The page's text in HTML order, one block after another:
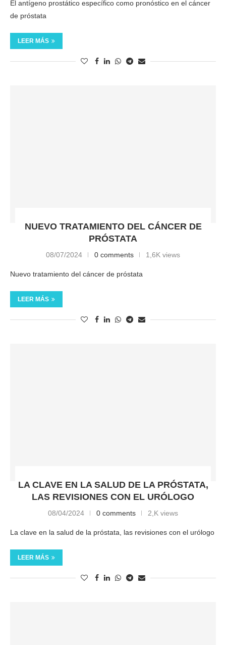
El antígeno prostático específico como pronóstico en el cáncer
de próstata
LEER MÁS
NUEVO TRATAMIENTO DEL CÁNCER DE
PRÓSTATA
08/07/2024 0 comments 1,6K views
Nuevo tratamiento del cáncer de próstata
LEER MÁS
LA CLAVE EN LA SALUD DE LA PRÓSTATA,
LAS REVISIONES CON EL URÓLOGO
08/04/2024 0 comments 2,K views
La clave en la salud de la próstata, las revisiones con el urólogo
LEER MÁS